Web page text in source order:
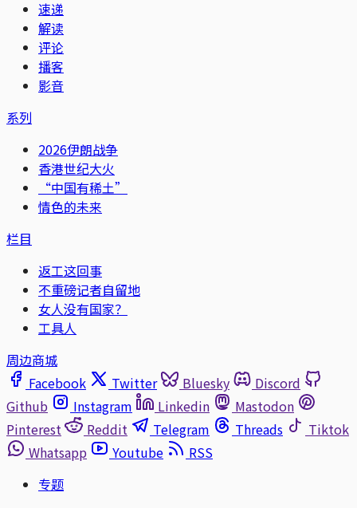
速递
解读
评论
播客
影音
系列
2026伊朗战争
香港世纪大火
“中国有稀土”
情色的未来
栏目
返工这回事
不重磅记者自留地
女人没有国家？
工具人
周边商城
Facebook
Twitter Bluesky
Discord
Github
Instagram Linkedin
Mastodon
Pinterest
Reddit Telegram Threads
Tiktok
Whatsapp
Youtube
RSS
专题